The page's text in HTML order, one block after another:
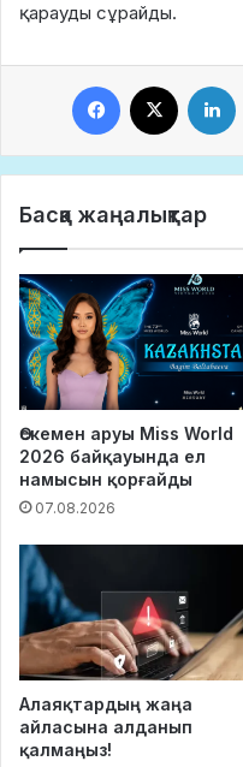
қарауды сұрайды.
Facebook
Басқа жаңалықтар
Өскемен аруы Miss World
2026 байқауында ел
намысын қорғайды
07.08.2026
Алаяқтардың жаңа
айласына алданып
қалмаңыз!